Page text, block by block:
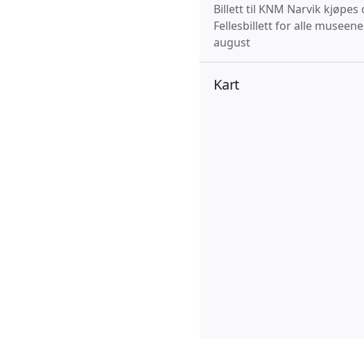
Billett til KNM Narvik kjøpes
Fellesbillett for alle
august
Kart